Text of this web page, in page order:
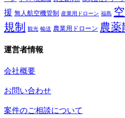
援 無人航空機管制 産業用ドローン 福島
規制 観光 輸送 農業用ドローン 農薬
運営者情報
会社概要
お問い合わせ
案件のご相談について